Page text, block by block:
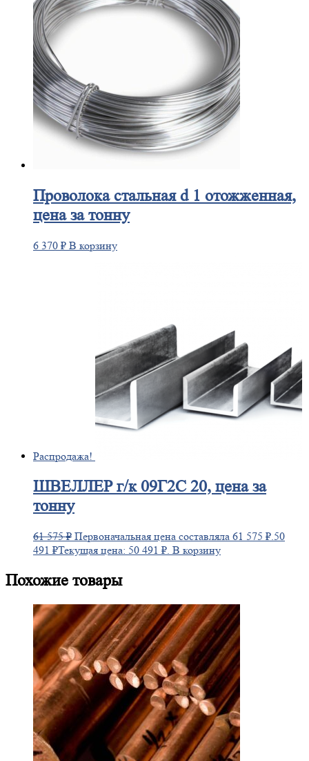
Проволокастальная d 1 отожженная,
цена за тонну
6 370 ₽ В корзину
Распродажа!
ШВЕЛЛЕРг/к 09Г2С 20, цена за
тонну
61 575₽ Первоначальная цена составляла 61 575 ₽.50
491 ₽Текущая цена: 50 491 ₽. В корзину
Похожие товары